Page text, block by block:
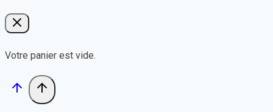
Votre panier est vide.